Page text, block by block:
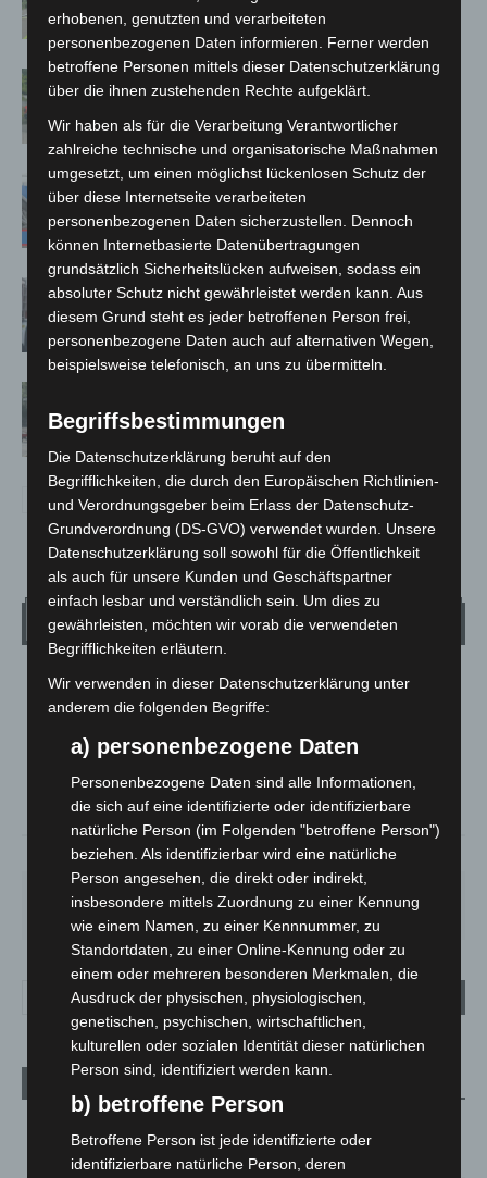
Region Hannover: 21 neue
Notfallsanitäter starten beim Roten
Kreuz
Mann läuft mit Hockeyschläger über
A7 – Polizei sucht Zeugen
Celle: Mensch stirbt bei Bagger-Unfall
auf Baustelle
Langenhagen beschädigt
Wetter
LANGENHAGEN
Bedeckt
25.6°C 28.3
°
41% 5.8m/s 88%
MO.
27° 25 26
DO.
34
M’era Luna 2026: 25.000 Fans feiern in Hildesheim
10. August 2026
erhobenen, genutzten und verarbeiteten
personenbezogenen Daten informieren. Ferner werden
betroffene Personen mittels dieser Datenschutzerklärung
über die ihnen zustehenden Rechte aufgeklärt.
Wir haben als für die Verarbeitung Verantwortlicher
zahlreiche technische und organisatorische Maßnahmen
umgesetzt, um einen möglichst lückenlosen Schutz der
über diese Internetseite verarbeiteten
personenbezogenen Daten sicherzustellen. Dennoch
können Internetbasierte Datenübertragungen
grundsätzlich Sicherheitslücken aufweisen, sodass ein
absoluter Schutz nicht gewährleistet werden kann. Aus
diesem Grund steht es jeder betroffenen Person frei,
personenbezogene Daten auch auf alternativen Wegen,
beispielsweise telefonisch, an uns zu übermitteln.
Begriffsbestimmungen
Die Datenschutzerklärung beruht auf den
Begrifflichkeiten, die durch den Europäischen Richtlinien-
und Verordnungsgeber beim Erlass der Datenschutz-
Grundverordnung (DS-GVO) verwendet wurden. Unsere
Datenschutzerklärung soll sowohl für die Öffentlichkeit
als auch für unsere Kunden und Geschäftspartner
einfach lesbar und verständlich sein. Um dies zu
gewährleisten, möchten wir vorab die verwendeten
Begrifflichkeiten erläutern.
Wir verwenden in dieser Datenschutzerklärung unter
anderem die folgenden Begriffe:
a) personenbezogene Daten
Personenbezogene Daten sind alle Informationen,
die sich auf eine identifizierte oder identifizierbare
natürliche Person (im Folgenden "betroffene Person")
beziehen. Als identifizierbar wird eine natürliche
Person angesehen, die direkt oder indirekt,
insbesondere mittels Zuordnung zu einer Kennung
wie einem Namen, zu einer Kennnummer, zu
Standortdaten, zu einer Online-Kennung oder zu
einem oder mehreren besonderen Merkmalen, die
Ausdruck der physischen, physiologischen,
genetischen, psychischen, wirtschaftlichen,
kulturellen oder sozialen Identität dieser natürlichen
Person sind, identifiziert werden kann.
b) betroffene Person
Betroffene Person ist jede identifizierte oder
identifizierbare natürliche Person, deren